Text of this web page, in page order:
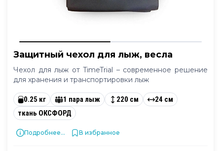
Защитный чехол для лыж, весла
Чехол для лыж от TimeTrial – современное решение
для хранения и транспортировки лыж
0.25 кг 1 пара лыж 220 см
24 см
ткань ОКСФОРД
Подробнее... В избранное